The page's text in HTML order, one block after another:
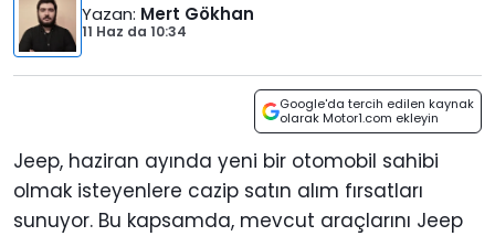
Yazan: Mert Gökhan
11 Haz da 10:34
Google'da tercih edilen kaynak
olarak Motor1.com ekleyin
Jeep, haziran ayında yeni bir otomobil sahibi
olmak isteyenlere cazip satın alım fırsatları
sunuyor. Bu kapsamda, mevcut araçlarını Jeep